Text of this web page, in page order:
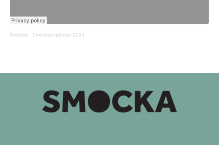
Smocka · Smockas nyheter 2024